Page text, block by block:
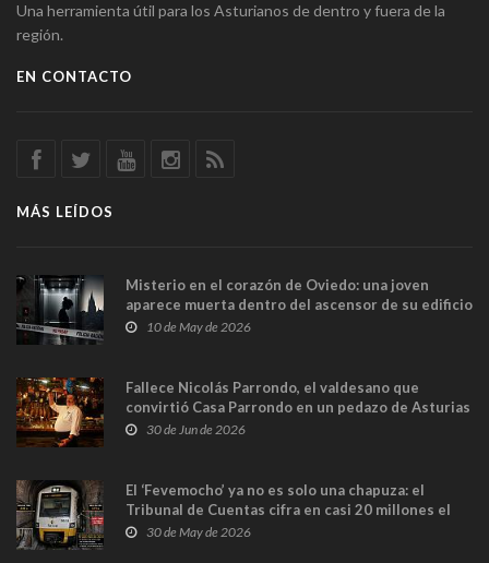
Una herramienta útil para los Asturianos de dentro y fuera de la
región.
EN CONTACTO
MÁS LEÍDOS
Misterio en el corazón de Oviedo: una joven
aparece muerta dentro del ascensor de su edificio
y las cámaras captan sus últimos minutos
10 de May de 2026
Fallece Nicolás Parrondo, el valdesano que
convirtió Casa Parrondo en un pedazo de Asturias
en Madrid
30 de Jun de 2026
El ‘Fevemocho’ ya no es solo una chapuza: el
Tribunal de Cuentas cifra en casi 20 millones el
sobrecoste de los trenes que no cabían por los
30 de May de 2026